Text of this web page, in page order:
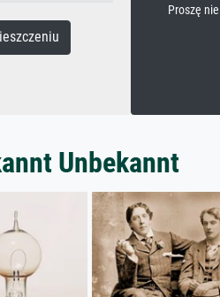
Proszę
Unbekannt